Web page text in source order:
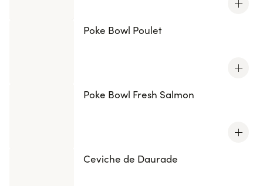
Poke Bowl Poulet
Poke Bowl Fresh Salmon
Ceviche de Daurade